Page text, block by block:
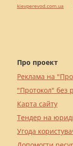
Про проект
Реклама на
"Протокол" без
Карта сайту
Тендер на
Угода
kievperevod.com.ua